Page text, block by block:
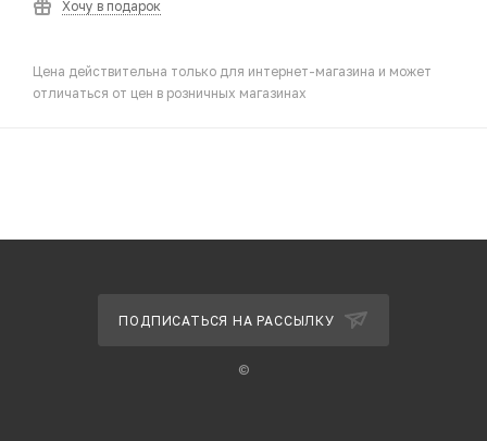
Хочу в подарок
Цена действительна только для интернет-магазина и может
отличаться от цен в розничных магазинах
ПОДПИСАТЬСЯ НА РАССЫЛКУ
©